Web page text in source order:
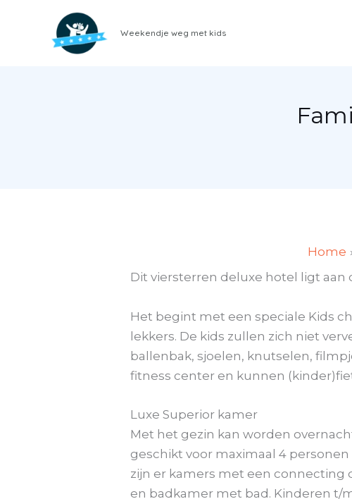
Weekendje weg met kids
Home
Dit viersterren deluxe hotel ligt aan
Het begint met een speciale Kids
lekkers. De kids zullen zich niet
ballenbak, sjoelen, knutselen,
fitness center en kunnen
Luxe Superior kamer
Met het gezin kan worden
geschikt voor maximaal 4
zijn er kamers met een connecting
en badkamer met bad. Kinderen t/